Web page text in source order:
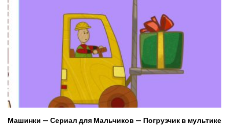
Машинки — Сериал для Мальчиков — Погрузчик в мультике